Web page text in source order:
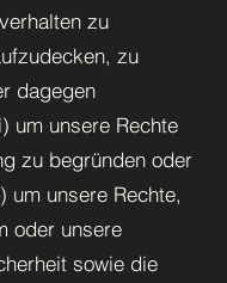
zu
zu
dagegen
um unsere Rechte
zu begründen oder
um unsere Rechte,
oder unsere
sowie die